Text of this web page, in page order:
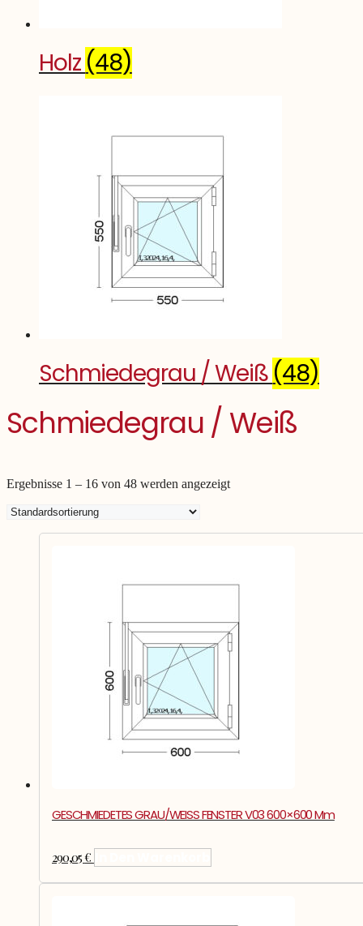
Holz (48)
Schmiedegrau / Weiß (48)
Schmiedegrau / Weiß
Ergebnisse 1 – 16 von 48 werden angezeigt
GESCHMIEDETES GRAU/WEISS FENSTER V03 600×600 Mm
290,05€